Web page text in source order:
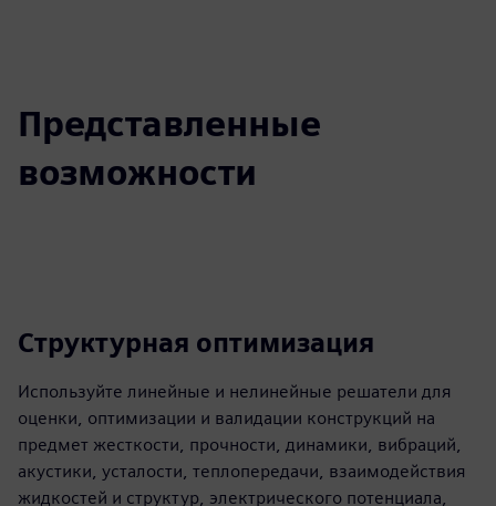
Представленные
возможности
Структурная оптимизация
Используйте линейные и нелинейные решатели для
оценки, оптимизации и валидации конструкций на
предмет жесткости, прочности, динамики, вибраций,
акустики, усталости, теплопередачи, взаимодействия
жидкостей и структур, электрического потенциала,